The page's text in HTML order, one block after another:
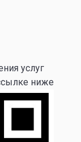
услуг
ниже